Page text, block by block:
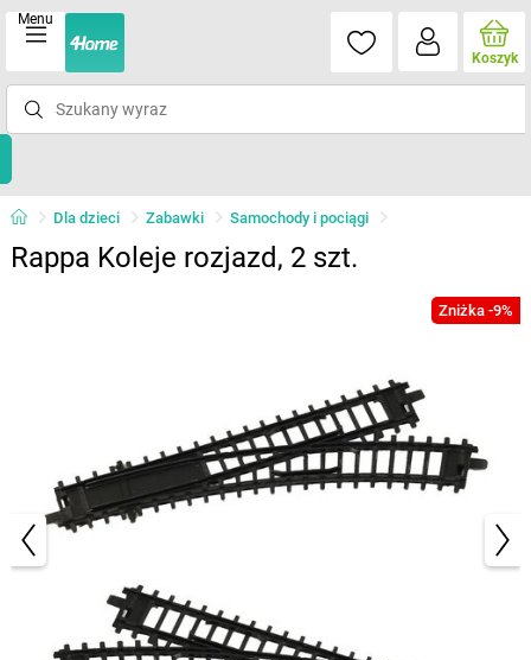
Menu
Koszyk
Dla dzieci Zabawki Samochody i pociągi
Rappa Koleje rozjazd, 2 szt.
Zniżka -9%